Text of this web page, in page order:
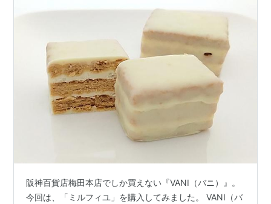
阪神百貨店梅田本店でしか買えない『VANI（バニ）』。
今回は、「ミルフィユ」を購入してみました。 VANI（バ